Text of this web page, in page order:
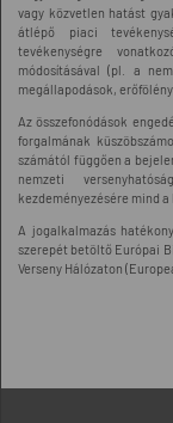
vagy közvetlen hatást
átlépő piaci
tevékenységre
módosításával (pl. a
megállapodások,
Az összefonódások
forgalmának
számától függően a
nemzeti
kezdeményezésére mind a
A jogalkalmazás
szerepét betöltő Európai
Verseny Hálózaton